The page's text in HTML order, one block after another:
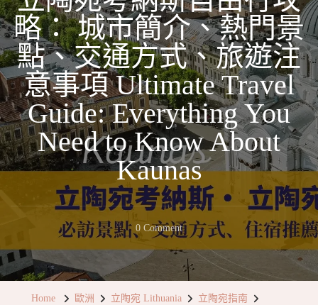
略： 城市簡介、熱門景
點、交通方式、旅遊注
意事項 Ultimate Travel
Guide: Everything You
Need to Know About
Kaunas
0 CommentOn
立
陶
Home 歐洲 立陶宛 Lithuania 立陶宛指南